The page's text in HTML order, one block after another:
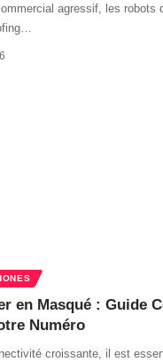
agressif, les robots
en Masqué : Guide
Numéro
croissante, il est